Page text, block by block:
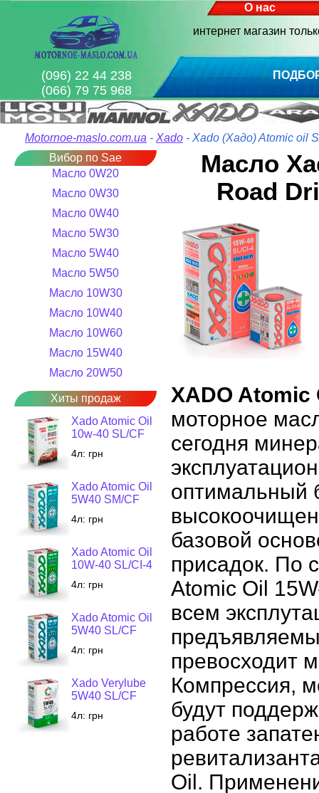
О нас
интернет магазин
(096) 22 44 238
(066) 79 75 968
Motornoe-maslo.com.ua - Xado - Xado (Хадо) Atomic oil
Вибор по Sae
Масло 0W20
Масло 0W30
Масло 0W40
Масло 5W30
Масло 5W40
Масло 5W50
Масло 10W30
Масло 10W40
Масло 10W60
Масло 15W40
Масло 20W50
Хиты продаж
Xado Atomic Oil
10w-40 SL/CF
4л: грн
Xado Atomic Oil
5W40 SM/CF
4л: грн
Xado Atomic Oil
10W-40 SL/CI-4
4л: грн
Xado Atomic Oil
5W40 SL/CF
4л: грн
Xado Verylube
5W40 SL/CF
4л: грн
Масло
Road
XADO Atomic
моторное
сегодня
оптимальный
базовой
присадок. По
Atomic Oil
всем
превосходит
Компрессия,
будут
работе
Oil.